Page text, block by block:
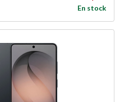
En stock